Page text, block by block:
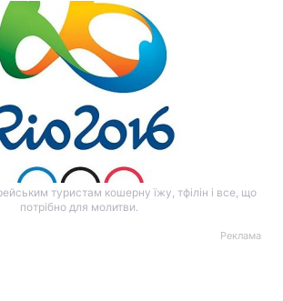
туристам кошерну їжу, тфілін і все, що
потрібно для молитви.
Реклама